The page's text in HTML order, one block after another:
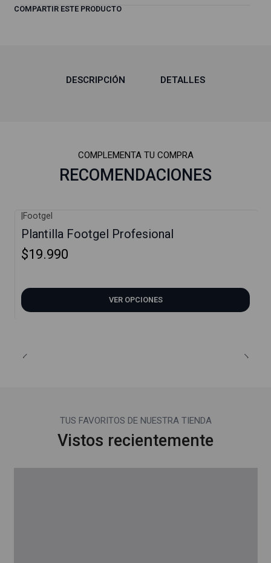
COMPARTIR ESTE PRODUCTO
DESCRIPCIÓN DETALLES
COMPLEMENTA TU COMPRA
RECOMENDACIONES
Footgel
Plantilla Footgel Profesional
$19.990
VER OPCIONES
TUS FAVORITOS DE NUESTRA TIENDA
Vistos recientemente